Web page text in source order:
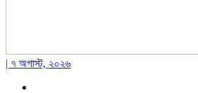
| ৭ অগাস্ট, ২০২৬